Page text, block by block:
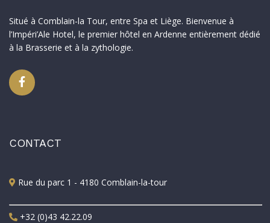
Situé à Comblain-la Tour, entre Spa et Liège. Bienvenue à
l’Impéri’Ale Hotel, le premier hôtel en Ardenne entièrement dédié
à la Brasserie et à la zythologie.
CONTACT
Rue du parc 1 - 4180 Comblain-la-tour
+32 (0)43 42.22.09